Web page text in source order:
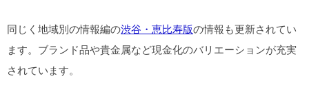
同じく地域別の情報編の渋谷・恵比寿版の情報も更新されてい
ます。ブランド品や貴金属など現金化のバリエーションが充実
されています。